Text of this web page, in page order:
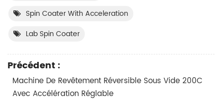
Spin Coater With Acceleration
Lab Spin Coater
Précédent :
Machine De Revêtement Réversible Sous Vide 200C
Avec Accélération Réglable